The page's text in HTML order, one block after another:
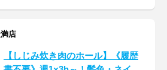
店
【しじみ炊き肉のホール】《履歴